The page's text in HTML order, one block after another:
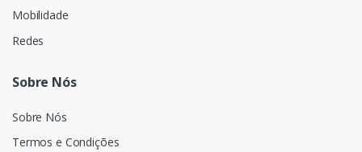
Mobilidade
Redes
Sobre Nós
Sobre Nós
Termos e Condições